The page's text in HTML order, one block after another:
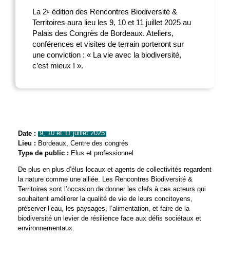
La 2ᵉ édition des Rencontres Biodiversité &
Territoires aura lieu les 9, 10 et 11 juillet 2025 au
Palais des Congrès de Bordeaux. Ateliers,
conférences et visites de terrain porteront sur
une conviction : « La vie avec la biodiversité,
c’est mieux ! ».
Date : 9, 10 et 11 juillet 2025
Lieu : Bordeaux, Centre des congrés
Type de public : Elus et professionnel
De plus en plus d’élus locaux et agents de collectivités regardent
la nature comme une alliée. Les Rencontres Biodiversité &
Territoires sont l’occasion de donner les clefs à ces acteurs qui
souhaitent améliorer la qualité de vie de leurs concitoyens,
préserver l’eau, les paysages, l’alimentation, et faire de la
biodiversité un levier de résilience face aux défis sociétaux et
environnementaux.